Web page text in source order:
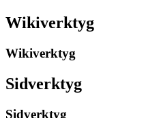
Wikiverktyg
Wikiverktyg
Sidverktyg
Sidverktyg